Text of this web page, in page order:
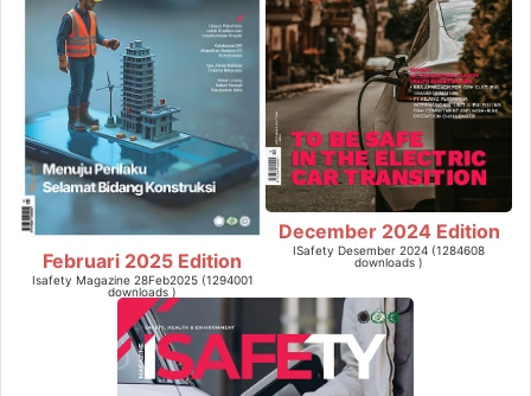
Februari 2025 Edition
Isafety Magazine 28Feb2025 (1294001
downloads )
December 2024 Edition
ISafety Desember 2024 (1284608
downloads )